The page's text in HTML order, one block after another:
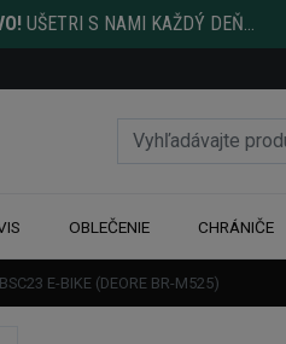
UŠETRI S NAMI KAŽDÝ DEŇ...
OBLEČENIE CHRÁNIČE
E-BIKE (DEORE BR-M525)